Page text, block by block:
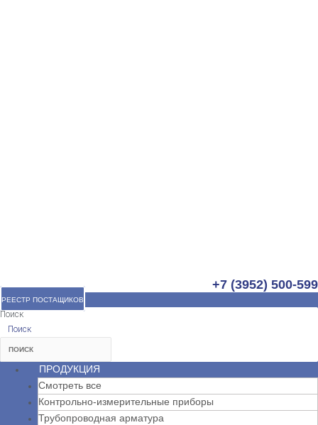
+7 (3952) 500-599
РЕЕСТР ПОСТАЩИКОВ
Поиск
Поиск
ПРОДУКЦИЯ
Смотреть все
Контрольно-измерительные приборы
Трубопроводная арматура